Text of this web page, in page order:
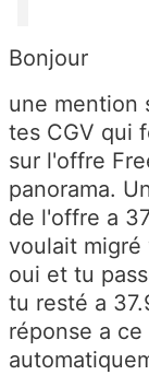
Bonjour
une mention
tes CGV qui
sur l'offre
panorama.
de l'offre a
voulait
oui et tu
tu resté a
réponse a